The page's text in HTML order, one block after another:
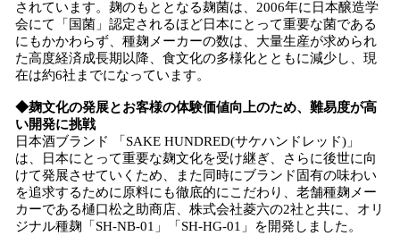
されています。麹のもととなる麹菌は、2006年に日本醸造学
会にて「国菌」認定されるほど日本にとって重要な菌である
にもかかわらず、種麹メーカーの数は、大量生産が求められ
た高度経済成長期以降、食文化の多様化とともに減少し、現
在は約6社までになっています。
◆麹文化の発展とお客様の体験価値向上のため、難易度が高
い開発に挑戦
日本酒ブランド 「SAKE HUNDRED(サケハンドレッド)」
は、日本にとって重要な麹文化を受け継ぎ、さらに後世に向
けて発展させていくため、また同時にブランド固有の味わい
を追求するために原料にも徹底的にこだわり、老舗種麹メー
カーである樋口松之助商店、株式会社菱六の2社と共に、オリ
ジナル種麹「SH-NB-01」「SH-HG-01」を開発しました。